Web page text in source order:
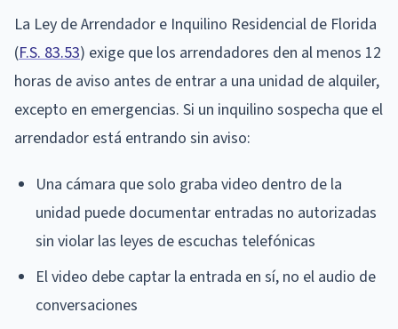
La Ley de Arrendador e Inquilino Residencial de Florida
(F.S. 83.53) exige que los arrendadores den al menos 12
horas de aviso antes de entrar a una unidad de alquiler,
excepto en emergencias. Si un inquilino sospecha que el
arrendador está entrando sin aviso:
Una cámara que solo graba video dentro de la
unidad puede documentar entradas no autorizadas
sin violar las leyes de escuchas telefónicas
El video debe captar la entrada en sí, no el audio de
conversaciones